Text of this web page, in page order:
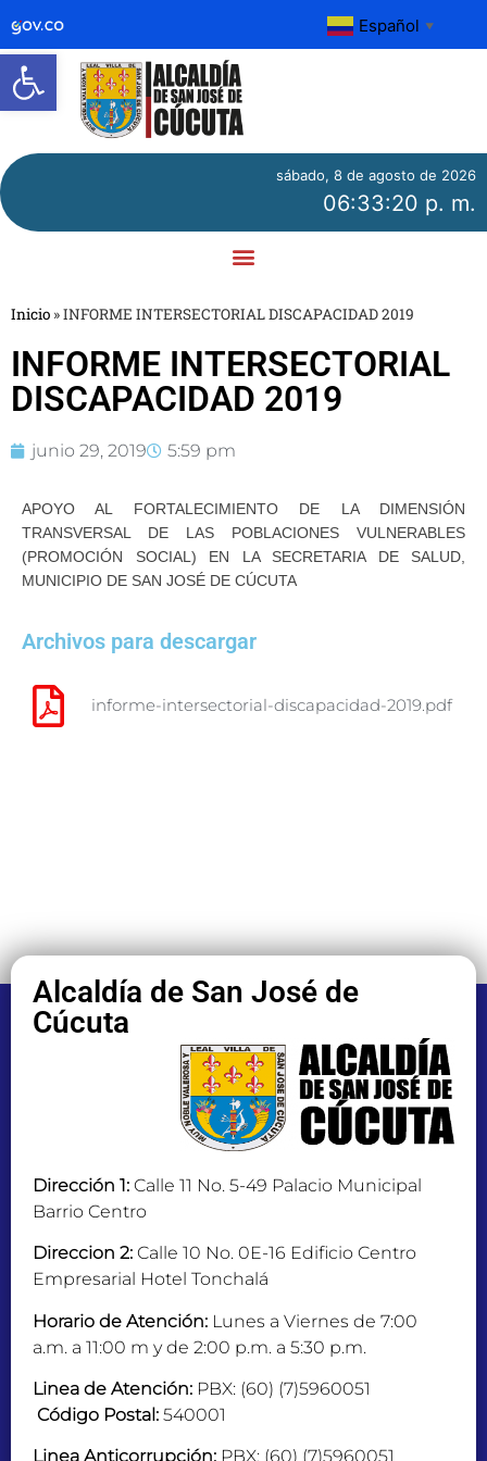
Abrir barra de herramientas
Español ▼
sábado, 8 de agosto de 2026
06:33:20 p. m.
Inicio »INFORME INTERSECTORIAL DISCAPACIDAD 2019
INFORME INTERSECTORIAL
DISCAPACIDAD 2019
junio 29, 2019 5:59 pm
APOYO AL FORTALECIMIENTO DE LA DIMENSIÓN
TRANSVERSAL DE LAS POBLACIONES VULNERABLES
(PROMOCIÓN SOCIAL) EN LA SECRETARIA DE SALUD,
MUNICIPIO DE SAN JOSÉ DE CÚCUTA
Archivos para descargar
informe-intersectorial-discapacidad-2019.pdf
Alcaldía de San José de
Cúcuta
Dirección 1: Calle 11 No. 5-49 Palacio Municipal
Barrio Centro
Direccion 2: Calle 10 No. 0E-16 Edificio Centro
Empresarial Hotel Tonchalá
Horario de Atención: Lunes a Viernes de 7:00
a.m. a 11:00 m y de 2:00 p.m. a 5:30 p.m.
Linea de Atención: PBX: (60) (7)5960051
Código Postal: 540001
Linea Anticorrupción: PBX: (60) (7)5960051